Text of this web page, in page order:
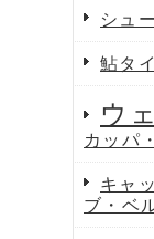
シュ
鮎タ
ウ
カッパ
キャ
ブ・ベ